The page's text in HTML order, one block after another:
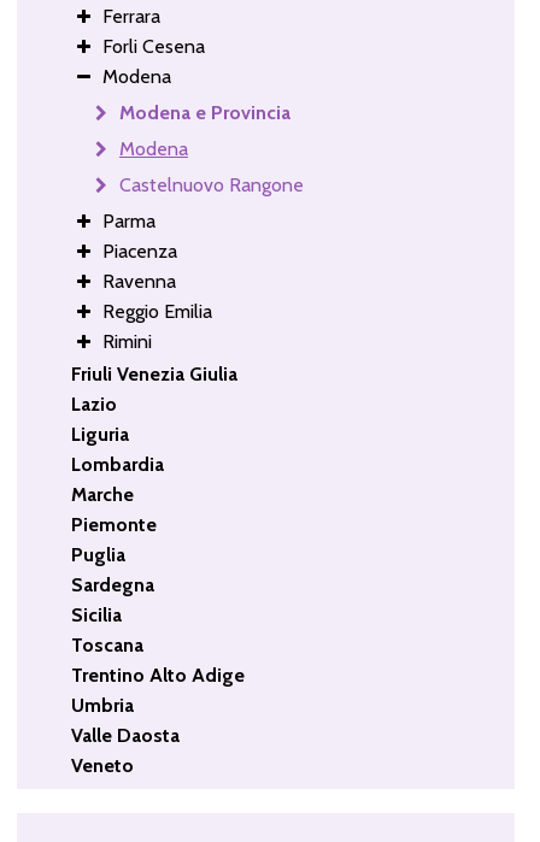
Ferrara
Forli Cesena
Modena
Modena e Provincia
Modena
Castelnuovo Rangone
Parma
Piacenza
Ravenna
Reggio Emilia
Rimini
Friuli Venezia Giulia
Lazio
Liguria
Lombardia
Marche
Piemonte
Puglia
Sardegna
Sicilia
Toscana
Trentino Alto Adige
Umbria
Valle Daosta
Veneto